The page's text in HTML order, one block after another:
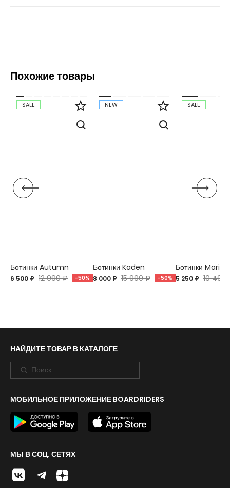
Похожие товары
SALE
Ботинки Autumn
6 500 ₽ 12 990 ₽ -50%
NEW
Ботинки Kaden
8 000 ₽ 15 990 ₽ -50%
SALE
Ботинки Marion
5 250 ₽ 10 499
НАЙДИТЕ ТОВАР В КАТАЛОГЕ
МОБИЛЬНОЕ ПРИЛОЖЕНИЕ BOARDRIDERS
МЫ В СОЦ. СЕТЯХ